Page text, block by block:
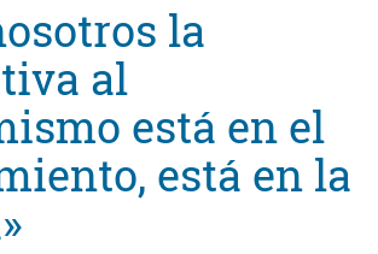
la
al
está en el
está en la